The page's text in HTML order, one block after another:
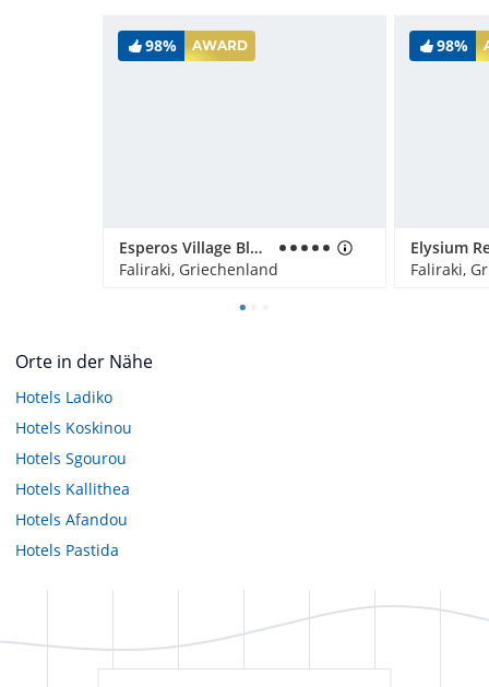
98% AWARD
Esperos Village Blue & Spa - Adults only
Faliraki, Griechenland
98%
Faliraki,
Orte in der Nähe
Hotels Ladiko
Hotels Koskinou
Hotels Sgourou
Hotels Kallithea
Hotels Afandou
Hotels Pastida